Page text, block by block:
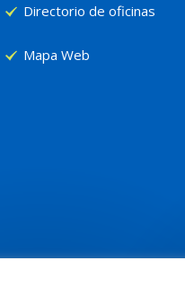
Directorio de oficinas
Mapa Web